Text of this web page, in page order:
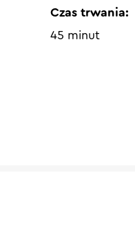
Czas trwania:
45 minut